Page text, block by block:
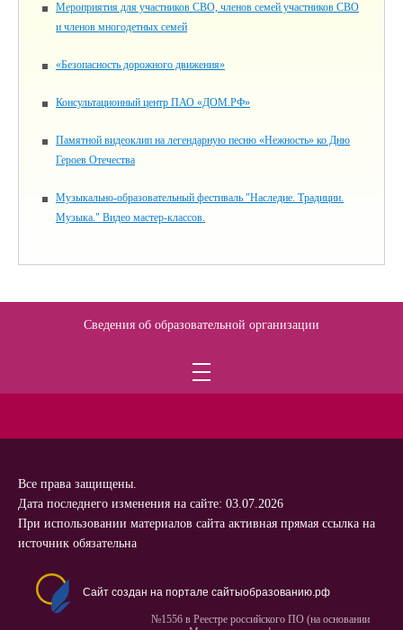
Мероприятия для участников СВО, членов семей участников СВО
и членов многодетных семей
«Безопасность дорожного движения»
Консультационный центр ПАО «ДОМ.РФ»
Памятной видеоклип на легендарную песню «Нежность» ко Дню
Героев Отечества
Музыкально-образовательный фестиваль "Наследие. Традиции.
Музыка." Видео мастер-классов.
Сведения об образовательной организации
Все права защищены.
Дата последнего изменения на сайте: 03.07.2026
При использовании материалов сайта активная прямая ссылка на
источник обязательна
Сайт создан на портале сайтыобразованию.рф
№1556 в Реестре российского ПО (на основании